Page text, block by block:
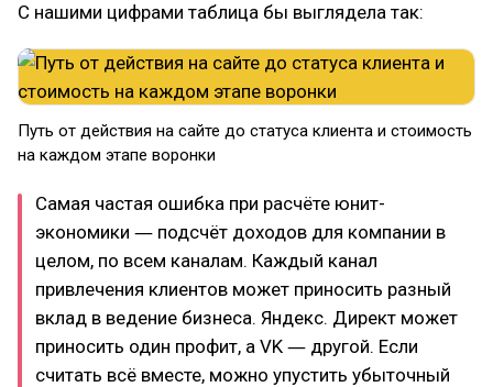
С нашими цифрами таблица бы выглядела так:
Путь от действия на сайте до статуса клиента и стоимость
на каждом этапе воронки
Самая частая ошибка при расчёте юнит-
экономики ― подсчёт доходов для компании в
целом, по всем каналам. Каждый канал
привлечения клиентов может приносить разный
вклад в ведение бизнеса. Яндекс. Директ может
приносить один профит, а VK ― другой. Если
считать всё вместе, можно упустить убыточный